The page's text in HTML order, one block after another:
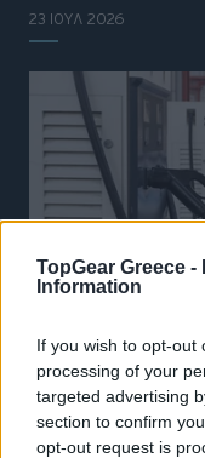
TopGear Greece -
Information
If you wish to opt-out
processing of your
targeted advertising
section to confirm
opt-out request is
23 ΙΟΥΛ 2026
ΝΕΑ
Πωλήσεις
ηλεκτρικά